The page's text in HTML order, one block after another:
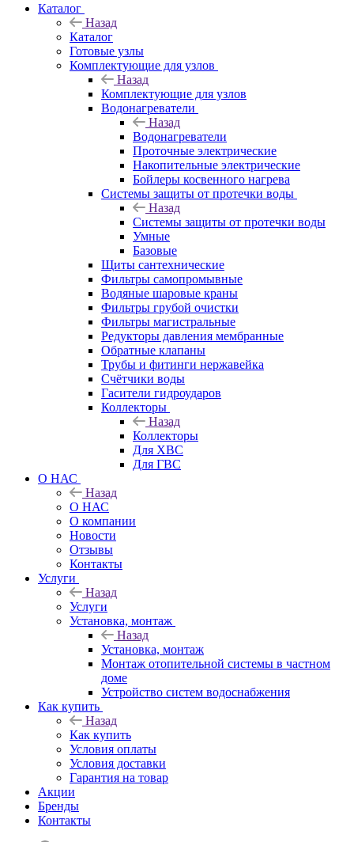
Каталог
Назад
Каталог
Готовые узлы
Комплектующие для узлов
Назад
Комплектующие для узлов
Водонагреватели
Назад
Водонагреватели
Проточные электрические
Накопительные электрические
Бойлеры косвенного нагрева
Системы защиты от протечки воды
Назад
Системы защиты от протечки воды
Умные
Базовые
Щиты сантехнические
Фильтры самопромывные
Водяные шаровые краны
Фильтры грубой очистки
Фильтры магистральные
Редукторы давления мембранные
Обратные клапаны
Трубы и фитинги нержавейка
Счётчики воды
Гасители гидроударов
Коллекторы
Назад
Коллекторы
Для ХВС
Для ГВС
О НАС
Назад
О НАС
О компании
Новости
Отзывы
Контакты
Услуги
Назад
Услуги
Установка, монтаж
Назад
Установка, монтаж
Монтаж отопительной системы в частном
доме
Устройство систем водоснабжения
Как купить
Назад
Как купить
Условия оплаты
Условия доставки
Гарантия на товар
Акции
Бренды
Контакты